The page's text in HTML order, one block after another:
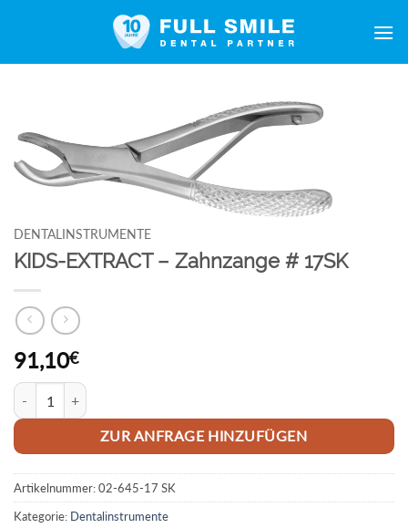
DENTALINSTRUMENTE
KIDS-EXTRACT – Zahnzange # 17SK
91,10€
KIDS-EXTRACT - Zahnzange # 17SK Menge
ZUR ANFRAGE HINZUFÜGEN
Artikelnummer:02-645-17 SK
Kategorie: Dentalinstrumente